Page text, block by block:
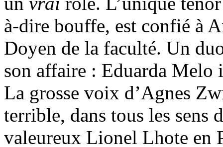
à-dire bouffe, est confié à
Doyen de la faculté. Un
son affaire : Eduarda Melo
La grosse voix d’Agnes
terrible, dans tous les sens
valeureux Lionel Lhote en